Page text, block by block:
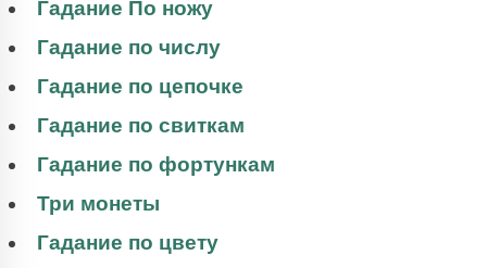
Гадание По ножу
Гадание по числу
Гадание по цепочке
Гадание по свиткам
Гадание по фортункам
Три монеты
Гадание по цвету